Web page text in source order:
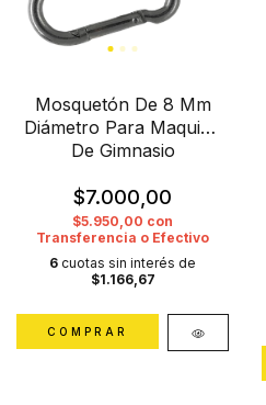
Mosquetón De 8 Mm
Diámetro Para Maquina
De Gimnasio
$7.000,00
$5.950,00 con
Transferencia o Efectivo
6 cuotas sin interés de
$1.166,67